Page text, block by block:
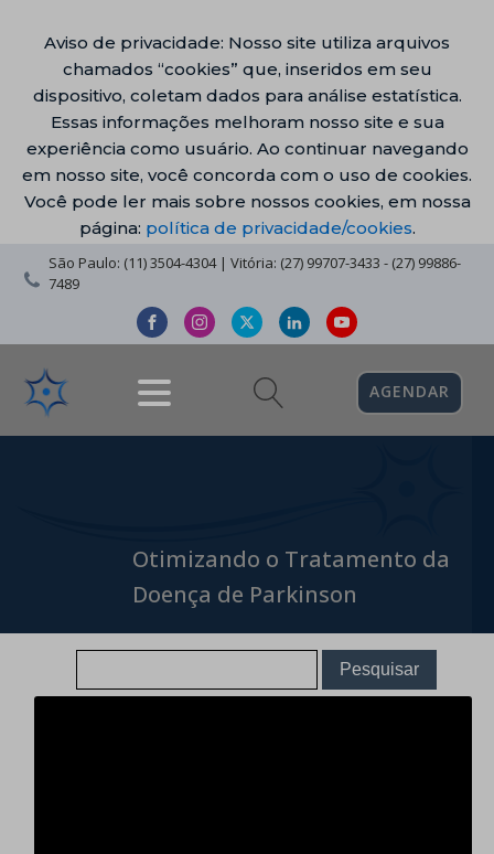
Aviso de privacidade: Nosso site utiliza arquivos
chamados “cookies” que, inseridos em seu
dispositivo, coletam dados para análise estatística.
Essas informações melhoram nosso site e sua
experiência como usuário. Ao continuar navegando
em nosso site, você concorda com o uso de cookies.
Você pode ler mais sobre nossos cookies, em nossa
página: política de privacidade/cookies.
São Paulo: (11) 3504-4304 | Vitória: (27) 99707-3433 - (27) 99886-
7489
AGENDAR
Otimizando o Tratamento da
Doença de Parkinson